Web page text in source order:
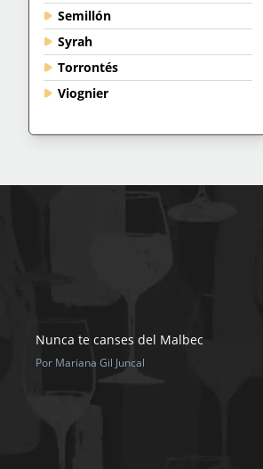
Semillón
Syrah
Torrontés
Viognier
Nunca te canses del Malbec
Por Mariana Gil Juncal